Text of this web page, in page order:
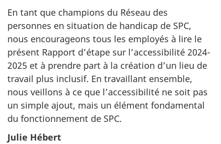
En tant que champions du Réseau des
personnes en situation de handicap de SPC,
nous encourageons tous les employés à lire le
présent Rapport d’étape sur l’accessibilité 2024-
2025 et à prendre part à la création d’un lieu de
travail plus inclusif. En travaillant ensemble,
nous veillons à ce que l’accessibilité ne soit pas
un simple ajout, mais un élément fondamental
du fonctionnement de SPC.
Julie Hébert